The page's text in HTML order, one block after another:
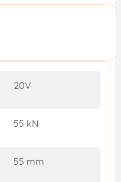
20V
55 kN
55 mm